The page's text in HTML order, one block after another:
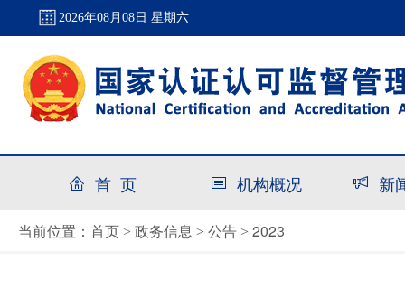
2026年08月08日 星期六
首 页 机构概况 新
当前位置： 首页 > 政务信息 > 公告 > 2023